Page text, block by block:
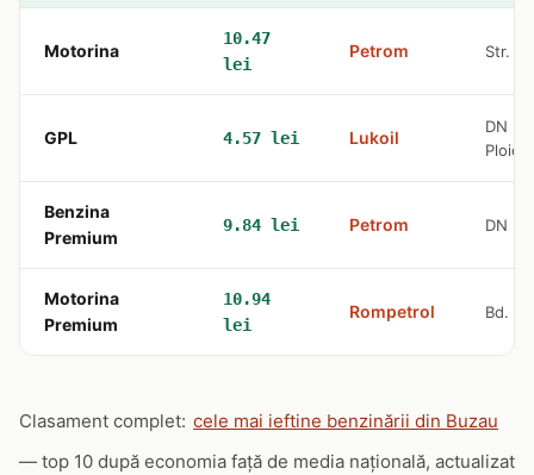
Motorina
10.47
lei
Petrom Str.
GPL 4.57 lei Lukoil
DN
Benzina
Premium
9.84 lei Petrom DN
Motorina
Premium
10.94
lei
Rompetrol Bd.
Clasament complet: cele mai ieftine benzinării din Buzau
— top 10 după economia față de media națională, actualizat